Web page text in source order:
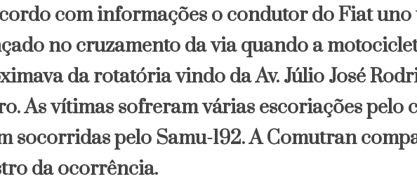
com informações o condutor do Fiat uno
no cruzamento da via quando a
da rotatória vindo da Av. Júlio José
As vítimas sofreram várias escoriações pelo
socorridas pelo Samu-192. A Comutran
da ocorrência.